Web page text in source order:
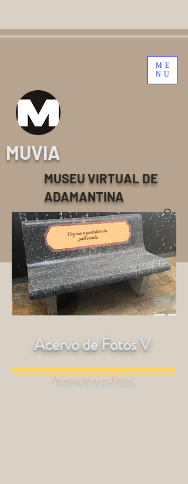
ME
NU
MUVIA
MUSEU VIRTUAL DE
ADAMANTINA
Acervo de Fotos V
Adamantina em Fotos